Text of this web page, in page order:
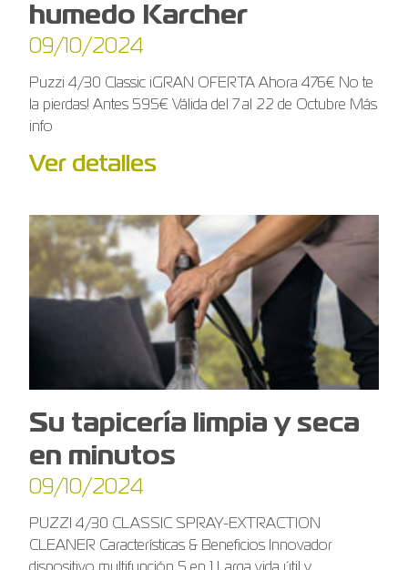
humedo Karcher
09/10/2024
Puzzi 4/30 Classic ¡GRAN OFERTA Ahora 476€ No te
la pierdas! Antes 595€ Válida del 7 al 22 de Octubre Más
info
Ver detalles
Su tapicería limpia y seca
en minutos
09/10/2024
PUZZI 4/30 CLASSIC SPRAY-EXTRACTION
CLEANER Características & Beneficios Innovador